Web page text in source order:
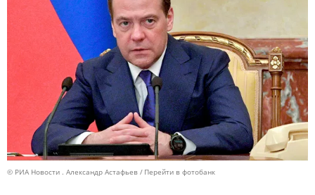
© РИА Новости . Александр Астафьев Перейти в фотобанк